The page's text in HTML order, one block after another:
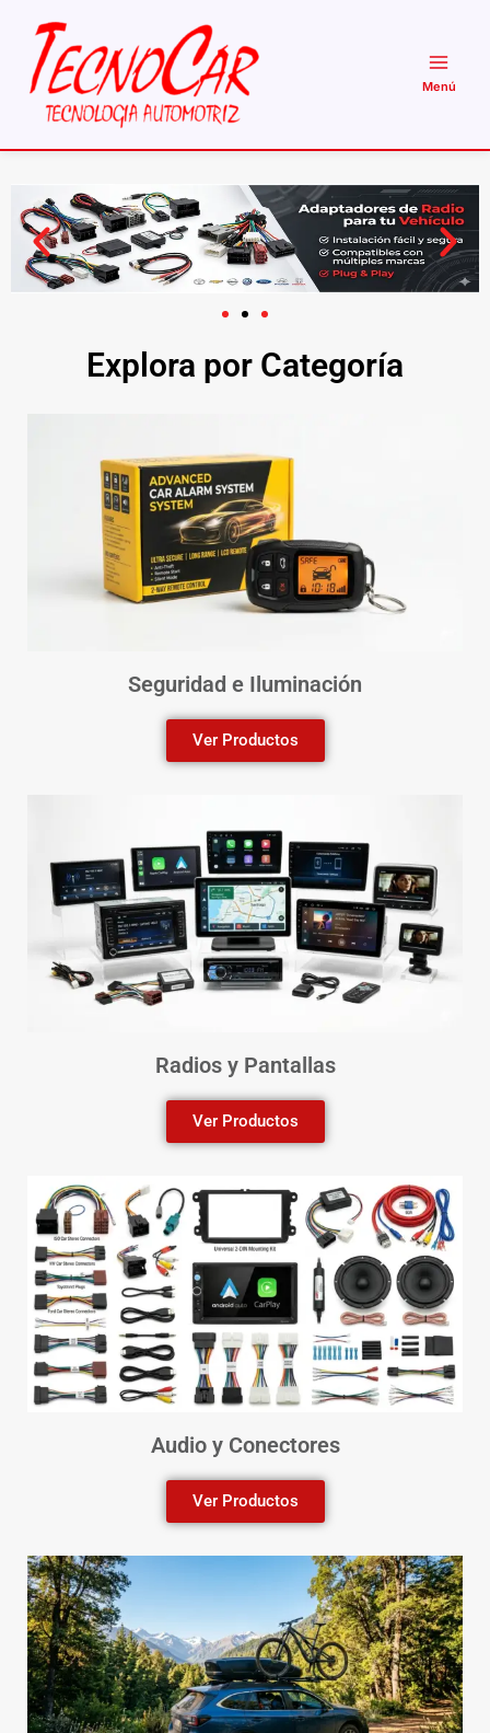
contenido
Explora por Categoría
Seguridad e Iluminación
Ver Productos
Radios y Pantallas
Ver Productos
Audio y Conectores
Ver Productos